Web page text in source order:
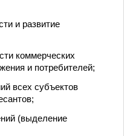
и развитие
коммерческих
и потребителей;
всех субъектов
(выделение